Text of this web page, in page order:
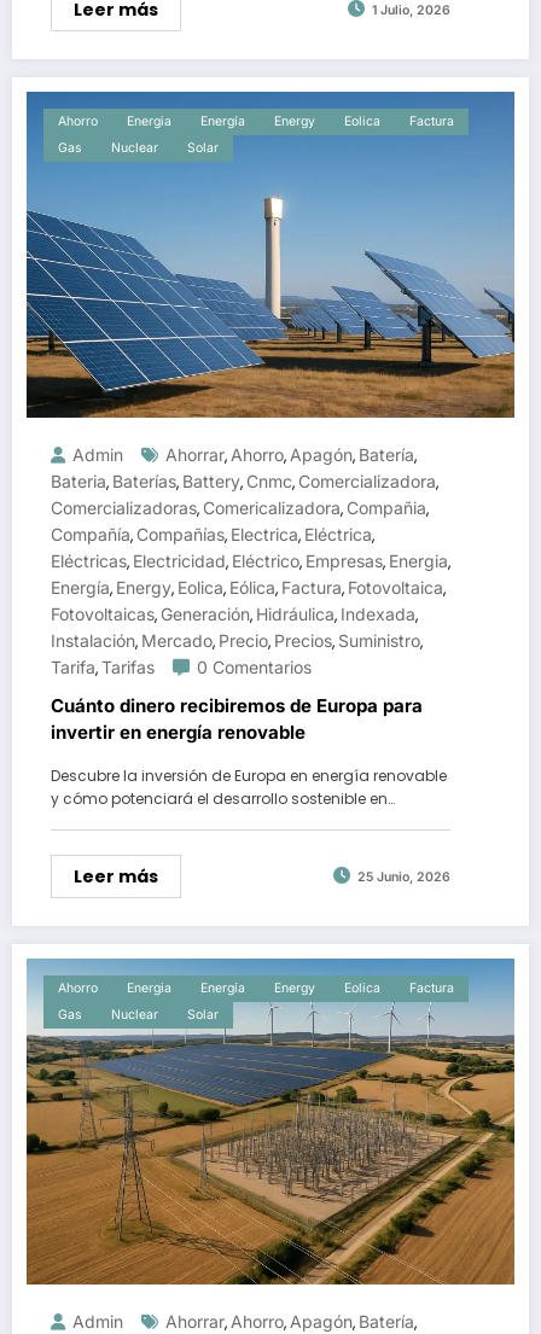
Leer más 1 Julio, 2026
Ahorro Energia Energía Energy Eolica
Factura
Gas
Nuclear Solar
Admin Ahorrar, Ahorro, Apagón, Batería,
Bateria, Baterías, Battery, Cnmc, Comercializadora,
Comercializadoras, Comericalizadora, Compañia,
Compañía, Compañías, Electrica, Eléctrica,
Eléctricas, Electricidad, Eléctrico, Empresas, Energia,
Energía, Energy, Eolica, Eólica, Factura, Fotovoltaica,
Fotovoltaicas, Generación, Hidráulica, Indexada,
Instalación, Mercado, Precio, Precios, Suministro,
Tarifa,Tarifas 0 Comentarios
Cuánto dinero recibiremos de Europa para
invertir en energía renovable
Descubre la inversión de Europa en energía renovable
y cómo potenciará el desarrollo sostenible en…
Leer más 25 Junio, 2026
Ahorro Energia Energía Energy Eolica
Factura
Gas
Nuclear Solar
Admin Ahorrar, Ahorro, Apagón, Batería,